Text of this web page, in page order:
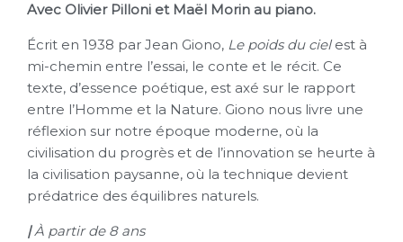
Avec Olivier Pilloni et Maël Morin au piano.
Écrit en 1938 par Jean Giono, Le poids du cielest à
mi-chemin entre l’essai, le conte et le récit. Ce
texte, d’essence poétique, est axé sur le rapport
entre l’Homme et la Nature. Giono nous livre une
réflexion sur notre époque moderne, où la
civilisation du progrès et de l’innovation se heurte à
la civilisation paysanne, où la technique devient
prédatrice des équilibres naturels.
|À partir de 8 ans